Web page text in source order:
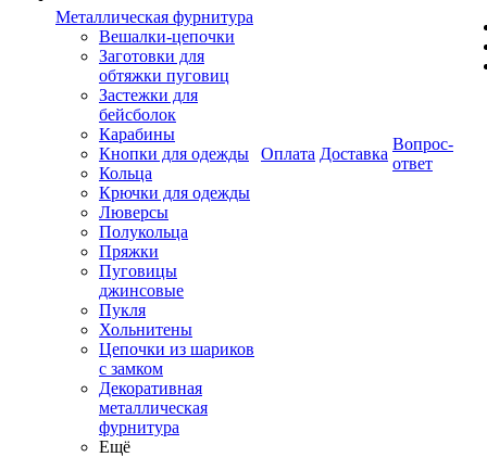
Металлическая фурнитура
Вешалки-цепочки
Заготовки для
обтяжки пуговиц
Застежки для
бейсболок
Карабины
Кнопки для одежды
Кольца
Крючки для одежды
Люверсы
Полукольца
Пряжки
Пуговицы
джинсовые
Пукля
Хольнитены
Цепочки из шариков
с замком
Декоративная
металлическая
фурнитура
Ещё
Оплата Доставка
Вопрос-
ответ